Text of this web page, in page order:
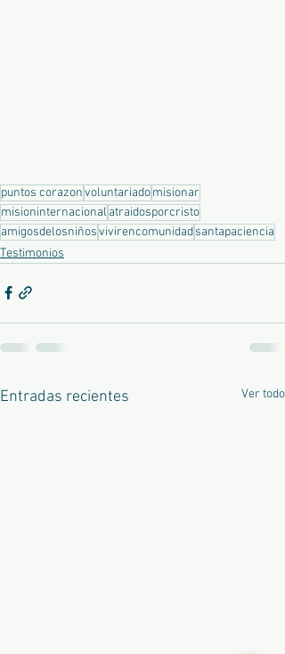
puntos corazonvoluntariadomisionar
misioninternacional atraidosporcristo
amigosdelosniñosvivirencomunidadsantapaciencia
Testimonios
Entradas recientes Ver todo